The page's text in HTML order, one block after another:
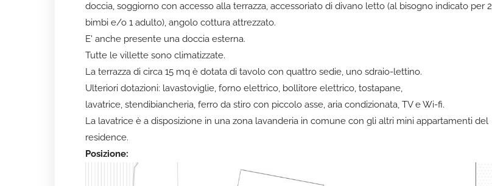
doccia, soggiorno con accesso alla terrazza, accessoriato di divano letto (al bisogno indicato per 2
bimbi e/o 1 adulto), angolo cottura attrezzato.
E' anche presente una doccia esterna.
Tutte le villette sono climatizzate.
La terrazza di circa 15 mq è dotata di tavolo con quattro sedie, uno sdraio-lettino.
Ulteriori dotazioni: lavastoviglie, forno elettrico, bollitore elettrico, tostapane,
lavatrice, stendibiancheria, ferro da stiro con piccolo asse, aria condizionata, TV e Wi-fi.
La lavatrice è a disposizione in una zona lavanderia in comune con gli altri mini appartamenti del
residence.
Posizione: